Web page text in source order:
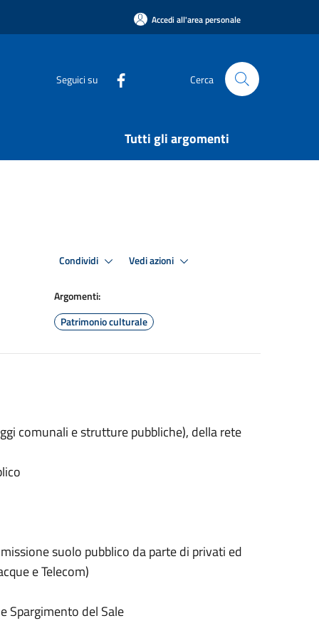
Accedi all'area personale
Seguici su Cerca
Tutti gli argomenti
Condividi Vedi azioni
Argomenti:
Patrimonio culturale
comunali e strutture pubbliche), della rete
suolo pubblico da parte di privati ed
eTelecom)
Spargimento del Sale